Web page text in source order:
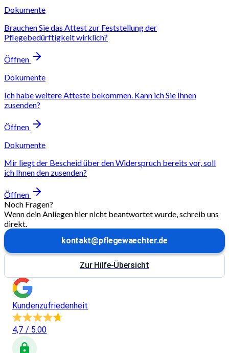
Dokumente
Brauchen Sie das Attest zur Feststellung der
Pflegebedürftigkeit wirklich?
Öffnen
Dokumente
Ich habe weitere Atteste bekommen. Kann ich Sie Ihnen
zusenden?
Öffnen
Dokumente
Mir liegt der Bescheid über den Widerspruch bereits vor, soll
ich Ihnen den zusenden?
Öffnen
Noch Fragen?
Wenn dein Anliegen hier nicht beantwortet wurde, schreib uns
direkt.
kontakt@pflegewaechter.de
Zur Hilfe-Übersicht
Kundenzufriedenheit
4,7 / 5.00